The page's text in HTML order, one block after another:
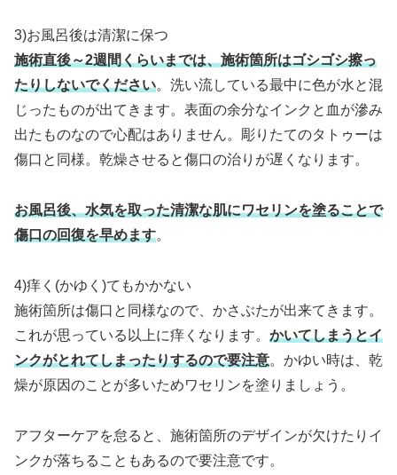
3)お風呂後は清潔に保つ
施術直後～2週間くらいまでは、施術箇所はゴシゴシ擦っ
たりしないでください。洗い流している最中に色が水と混
じったものが出てきます。表面の余分なインクと血が滲み
出たものなので心配はありません。彫りたてのタトゥーは
傷口と同様。乾燥させると傷口の治りが遅くなります。
お風呂後、水気を取った清潔な肌にワセリンを塗ることで
傷口の回復を早めます。
4)痒く(かゆく)てもかかない
施術箇所は傷口と同様なので、かさぶたが出来てきます。
これが思っている以上に痒くなります。 かいてしまうとイ
ンクがとれてしまったりするので要注意。かゆい時は、乾
燥が原因のことが多いためワセリンを塗りましょう。
アフターケアを怠ると、施術箇所のデザインが欠けたりイ
ンクが落ちることもあるので要注意です。